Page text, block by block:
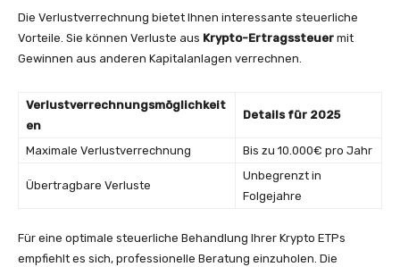
Die Verlustverrechnung bietet Ihnen interessante steuerliche
Vorteile. Sie können Verluste aus Krypto-Ertragssteuer mit
Gewinnen aus anderen Kapitalanlagen verrechnen.
Verlustverrechnungsmöglichkeit
en
Details für 2025
Maximale Verlustverrechnung Bis zu 10.000€ pro Jahr
Übertragbare Verluste
Unbegrenzt in
Folgejahre
Für eine optimale steuerliche Behandlung Ihrer Krypto ETPs
empfiehlt es sich, professionelle Beratung einzuholen. Die